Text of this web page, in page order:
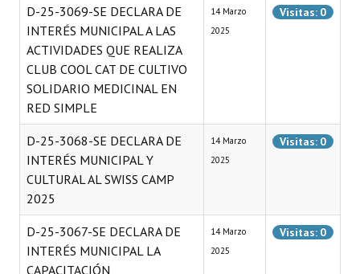
D-25-3069-SE DECLARA DE
INTERÉS MUNICIPAL A LAS
ACTIVIDADES QUE REALIZA
CLUB COOL CAT DE CULTIVO
SOLIDARIO MEDICINAL EN
RED SIMPLE
14 Marzo
2025
Visitas: 0
D-25-3068-SE DECLARA DE
INTERÉS MUNICIPAL Y
CULTURAL AL SWISS CAMP
2025
14 Marzo
2025
Visitas: 0
D-25-3067-SE DECLARA DE
INTERÉS MUNICIPAL LA
CAPACITACIÓN
14 Marzo
2025
Visitas: 0